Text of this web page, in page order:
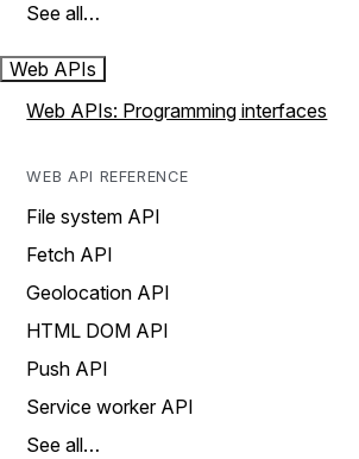
See all…
Web APIs
Web APIs: Programming interfaces
WEB API REFERENCE
File system API
Fetch API
Geolocation API
HTML DOM API
Push API
Service worker API
See all…